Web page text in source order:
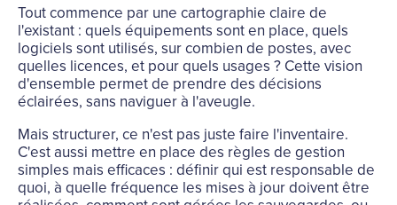
Tout commence par une cartographie claire de
l'existant : quels équipements sont en place, quels
logiciels sont utilisés, sur combien de postes, avec
quelles licences, et pour quels usages ? Cette vision
d'ensemble permet de prendre des décisions
éclairées, sans naviguer à l'aveugle.
Mais structurer, ce n'est pas juste faire l'inventaire.
C'est aussi mettre en place des règles de gestion
simples mais efficaces : définir qui est responsable de
quoi, à quelle fréquence les mises à jour doivent être